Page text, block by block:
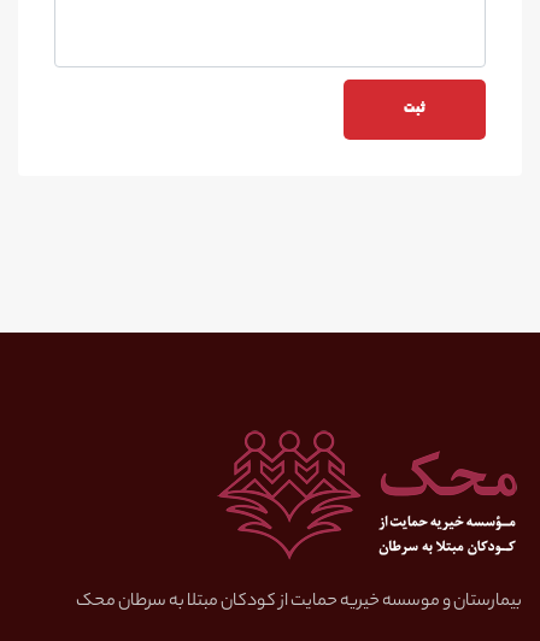
بیمارستان و موسسه خیریه حمایت از کودکان مبتلا به سرطان محک